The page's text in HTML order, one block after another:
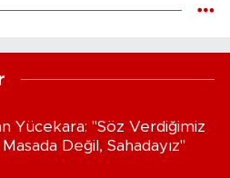
Yücekara: "Söz Verdiğimiz
Değil, Sahadayız"